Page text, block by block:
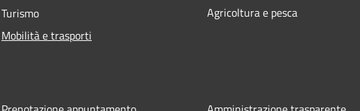
Turismo
Mobilità e trasporti
Agricoltura e pesca